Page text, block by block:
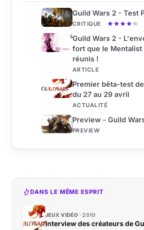
Guild Wars 2 - Test
CRITIQUE
Guild Wars 2 -
fort que le Mentalist
réunis !
ARTICLE
Premier bêta-test
du 27 au 29 avril
ACTUALITÉ
Preview - Guild
PREVIEW
DANS LE MÊME ESPRIT
JEUX VIDÉO 2010
Interview des créateurs de